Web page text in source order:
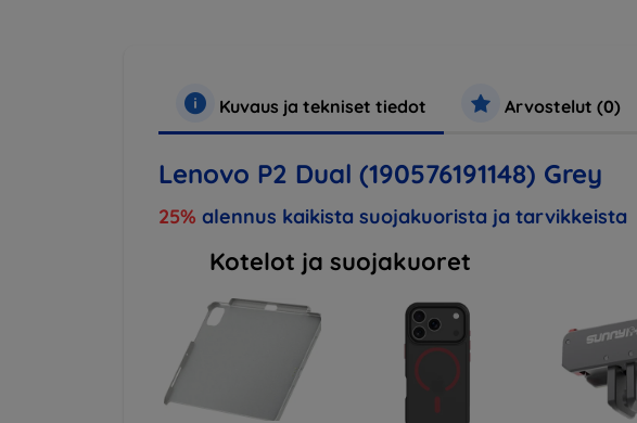
Kuvaus ja tekniset tiedot Arvostelut (0)
Lenovo P2 Dual (190576191148) Grey
25% alennus kaikista suojakuorista ja tarvikkeista
Kotelot ja suojakuoret